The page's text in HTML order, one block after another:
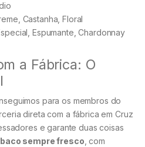
Castanha, Floral
Espumante, Chardonnay
a Fábrica: O
para os membros do
direta com a fábrica em Cruz
e garante duas coisas
sempre fresco , com